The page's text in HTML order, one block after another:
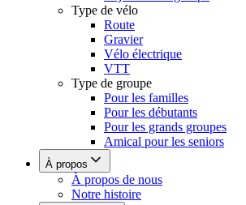
Type de vélo
Route
Gravier
Vélo électrique
VTT
Type de groupe
Pour les familles
Pour les débutants
Pour les grands groupes
Amical pour les seniors
À propos
À propos de nous
Notre histoire